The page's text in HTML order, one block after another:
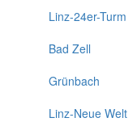
Linz-24er-Turm
Bad Zell
Grünbach
Linz-Neue Welt